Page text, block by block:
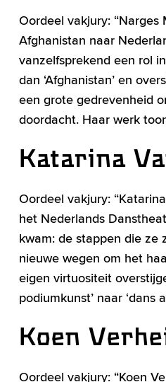
Oordeel vakjury:
Afghanistan naar
vanzelfsprekend een rol
dan ‘Afghanistan’ en
een grote gedrevenheid
doordacht. Haar werk
Katarina
Oordeel vakjury:
het Nederlands
kwam: de stappen die
nieuwe wegen om het
eigen virtuositeit
podiumkunst’ naar ‘dans
Koen
Oordeel vakjury: “Koen